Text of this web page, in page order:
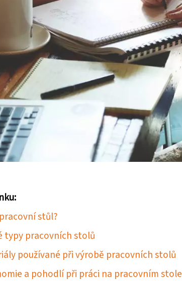
stůl?
typy pracovních stolů
používané při výrobě pracovních stolů
a pohodlí při práci na pracovním stole